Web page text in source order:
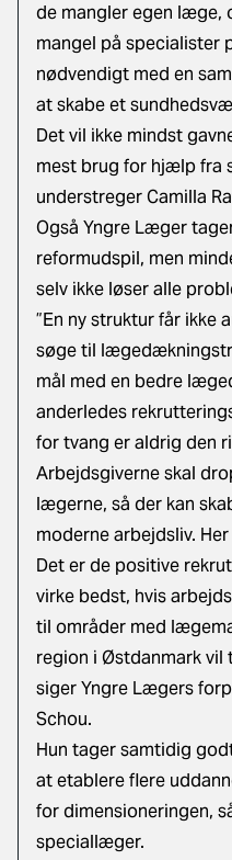
de mangler egen læge,
mangel på specialister
nødvendigt med en
at skabe et
Det vil ikke mindst
mest brug for hjælp fra
understreger Camilla
Også Yngre Læger
reformudspil, men
selv ikke løser alle
”En ny struktur får
søge til
mål med en bedre
anderledes
for tvang er aldrig den
Arbejdsgiverne skal
lægerne, så der kan
moderne arbejdsliv.
Det er de positive
virke bedst, hvis
til områder med
region i Østdanmark vil
siger Yngre Lægers
Schou.
Hun tager samtidig
at etablere flere
for dimensioneringen,
speciallæger.